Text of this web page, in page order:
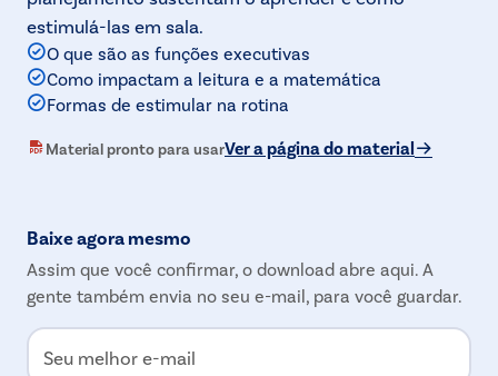
estimulá-las em sala.
O que são as funções executivas
Como impactam a leitura e a matemática
Formas de estimular na rotina
Material pronto para usarVer a página do material
Baixe agora mesmo
Assim que você confirmar, o download abre aqui. A
gente também envia no seu e-mail, para você guardar.
Seu melhor e-mail